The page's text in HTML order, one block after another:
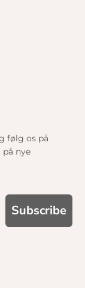
følg os på
nye
Subscribe